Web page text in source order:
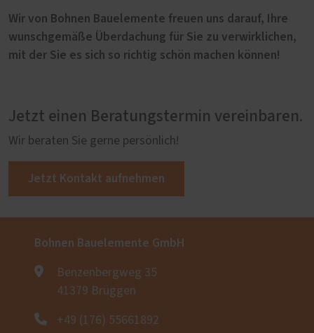
Wir von Bohnen Bauelemente freuen uns darauf, Ihre
wunschgemäße Überdachung für Sie zu verwirklichen,
mit der Sie es sich so richtig schön machen können!
Jetzt einen Beratungstermin vereinbaren.
Wir beraten Sie gerne persönlich!
Jetzt Kontakt aufnehmen
Bohnen Bauelemente GmbH
Benzenbergweg 35
41379 Brüggen
+49 (176) 55661892